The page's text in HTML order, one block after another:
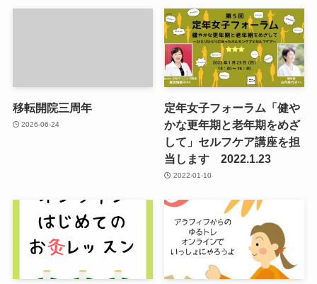
移転開院三周年
2026-06-24
定年女子フォーラム「健や
かな更年期と老年期をめざ
して」セルフケア講座を担
当します 2022.1.23
2022-01-10